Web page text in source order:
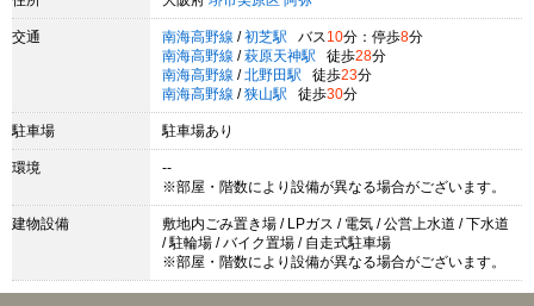
交通 南海高野線 / 初芝駅 バス 10分：停歩8分
南海高野線 / 萩原天神駅 徒歩28分
南海高野線 / 北野田駅 徒歩23分
南海高野線 / 狭山駅 徒歩30分
駐車場 駐車場あり
環境
--
※部屋・階数により設備が異なる場合がございます。
建物設備
敷地内ごみ置き場 / LPガス / 電気 / 公営上水道 / 下水道
/ 駐輪場 / バイク置場 / 自走式駐車場
※部屋・階数により設備が異なる場合がございます。